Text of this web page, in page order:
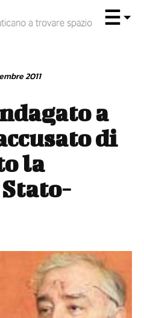
2011
a
di
la